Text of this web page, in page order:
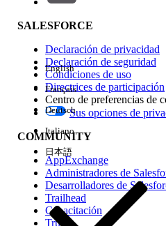
Repercusión de función
Edición
Experiencia
SALESFORCE
Declaración de privacidad
Declaración de seguridad
Condiciones de uso
Directrices de participación
Centro de preferencias de
Sus opciones de
COMMUNITY
AppExchange
Administradores de
Desarrolladores de
Trailhead
Capacitación
Trust
English
Français
Deutsch
Italiano
日本語